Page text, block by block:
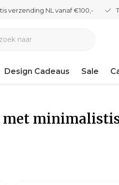
verzending NL vanaf €100,-
Design Cadeaus Sale
met